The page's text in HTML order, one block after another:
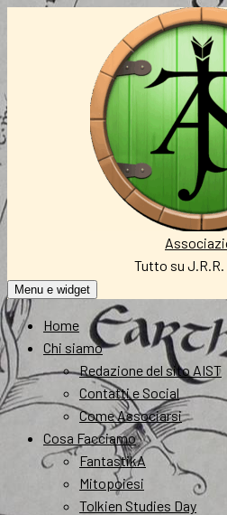
Tutto su J.R.R.
Menu e widget
Home
Chi siamo
Redazione del sito AIST
Contatti e Social
Come Associarsi
Cosa Facciamo
FantastikA
Mitopoiesi
Tolkien Studies Day